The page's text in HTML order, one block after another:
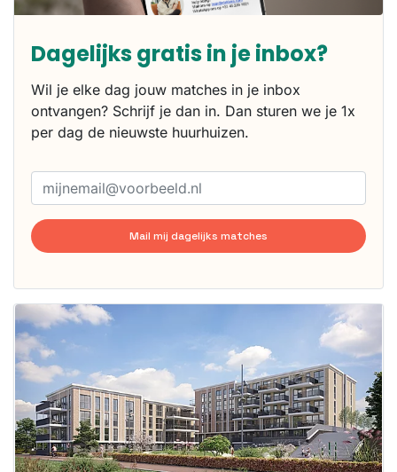
Dagelijks gratis in je inbox?
Wil je elke dag jouw matches in je inbox
ontvangen? Schrijf je dan in. Dan sturen we je 1x
per dag de nieuwste huurhuizen.
Mail mij dagelijks matches
is
al verhuurd
Om kans te
maken moet je
binnen 15
minuten
reageren.
Stekkies helpt
je hierbij!